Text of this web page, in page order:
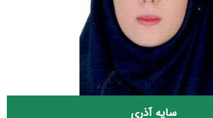
سایه آذری